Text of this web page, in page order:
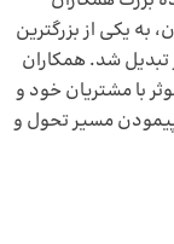
به یکی از بزرگترین
شد. همکاران
با مشتریان خود و
پیمودن مسیر تحول و